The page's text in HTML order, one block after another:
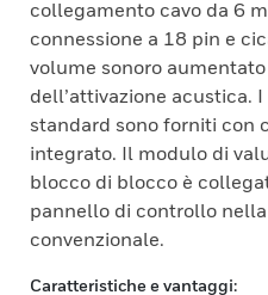
collegamento cavo da 6
connessione a 18 pin e
volume sonoro
dell’attivazione acustica.
standard sono forniti con
integrato. Il modulo di
blocco di blocco è
pannello di controllo
convenzionale.
Caratteristiche e vantaggi: